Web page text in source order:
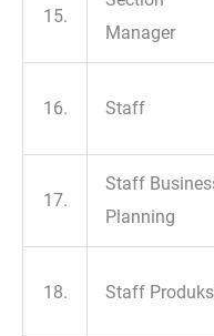
15.
Manager
16. Staff
17.
Staff
Planning
18. Staff